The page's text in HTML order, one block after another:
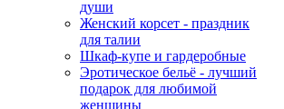
души
Женский корсет - праздник
для талии
Шкаф-купе и гардеробные
Эротическое бельё - лучший
подарок для любимой
женщины